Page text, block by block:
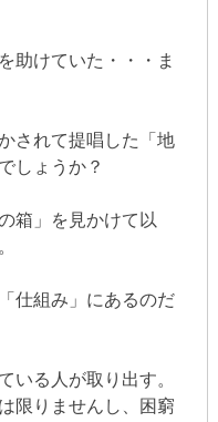
助けていた・・・ま
されて提唱した「地
しょうか？
箱」を見かけて以
仕組み」にあるのだ
いる人が取り出す。
限りませんし、困窮